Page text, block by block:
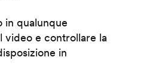
in qualunque
video e controllare la
in